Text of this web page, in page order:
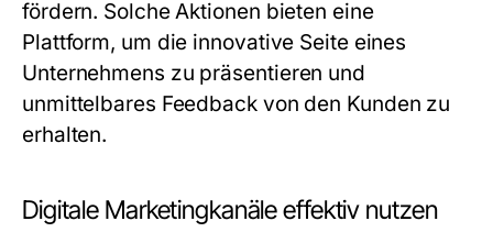
fördern. Solche Aktionen bieten eine
Plattform, um die innovative Seite eines
Unternehmens zu präsentieren und
unmittelbares Feedback von den Kunden zu
erhalten.
Digitale Marketingkanäle effektiv nutzen